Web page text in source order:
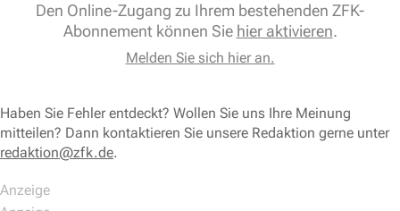
Den Online-Zugang zu Ihrem bestehenden ZFK-
Abonnement können Sie hier aktivieren.
Melden Sie sich hier an.
Haben Sie Fehler entdeckt? Wollen Sie uns Ihre Meinung
mitteilen? Dann kontaktieren Sie unsere Redaktion gerne unter
redaktion@zfk.de.